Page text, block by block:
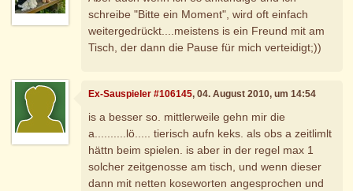
schreibe "Bitte ein Moment", wird oft einfach
weitergedrückt....meistens is ein Freund mit am
Tisch, der dann die Pause für mich verteidigt;))
Ex-Sauspieler #106145, 04. August 2010, um 14:54
is a besser so. mittlerweile gehn mir die
a..........lö..... tierisch aufn keks. als obs a zeitlimlt
hättn beim spielen. is aber in der regel max 1
solcher zeitgenosse am tisch, und wenn dieser
dann mit netten koseworten angesprochen und